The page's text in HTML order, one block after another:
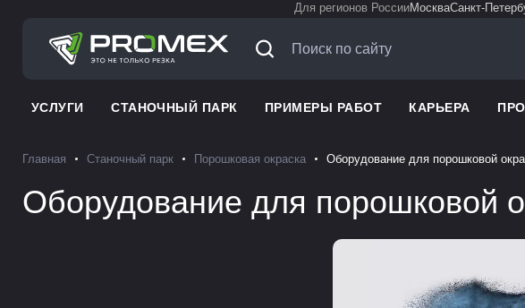
Для регионов РоссииМоскваСанкт-
УСЛУГИ СТАНОЧНЫЙ ПАРК ПРИМЕРЫ РАБОТ КАРЬЕРА
Главная Станочный парк Порошковая окраска Оборудование для порошковой
Оборудование для порошковой